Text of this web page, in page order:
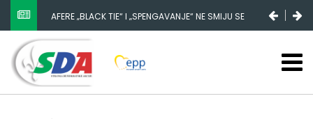
AFERE „BLACK TIE“ I „SPENGAVANJE“ NE SMIJU SE
ZATAŠKATI